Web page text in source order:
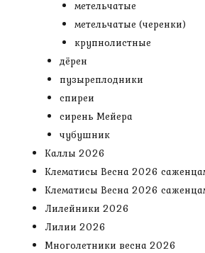
метельчатые
метельчатые (черенки)
крупнолистные
дёрен
пузыреплодники
спиреи
сирень Мейера
чубушник
Каллы 2026
Клематисы Весна 2026
Клематисы Весна 2026
Лилейники 2026
Лилии 2026
Многолетники весна 2026